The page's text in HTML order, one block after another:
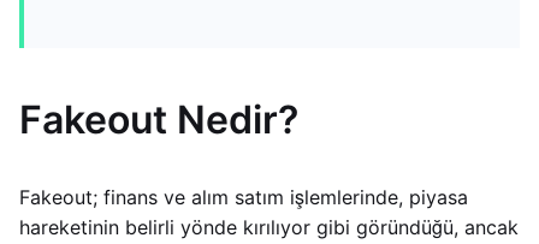
Fakeout Nedir?
Fakeout; finans ve alım satım işlemlerinde, piyasa
hareketinin belirli yönde kırılıyor gibi göründüğü, ancak